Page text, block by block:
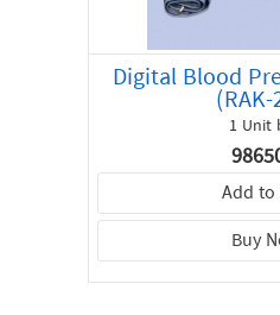
Digital Blood
1 Unit
Add
Buy